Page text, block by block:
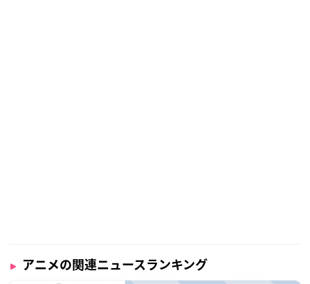
アニメの関連ニュースランキング